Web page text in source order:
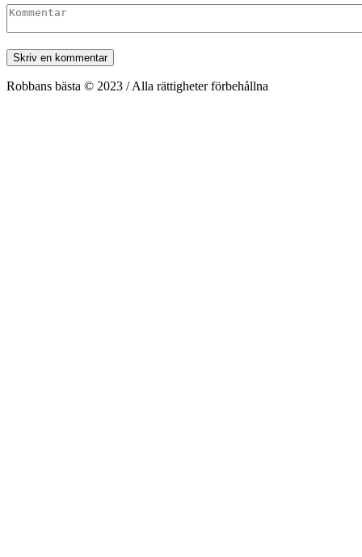
Robbans bästa © 2023 / Alla rättigheter förbehållna